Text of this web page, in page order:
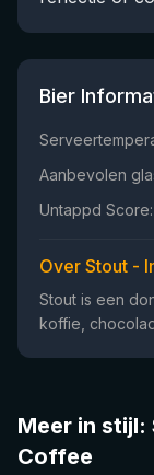
Bier
Aanbevolen
Untappd Score:
Over Stout -
Stout is een
koffie,
Meer in stijl:
Coffee
★3.91